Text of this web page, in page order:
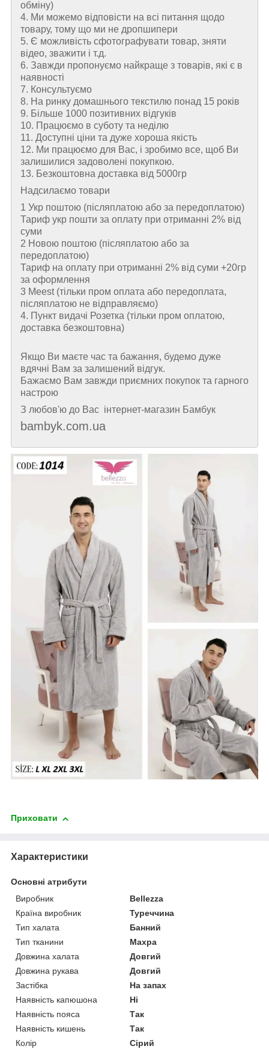
обміну)
4. Ми можемо відповісти на всі питання щодо
товару, тому що ми не дропшипери
5. Є можливість сфотографувати товар, зняти
відео, зважити і т.д.
6. Завжди пропонуємо найкраще з товарів, які є в
наявності
7. Консультуємо
8. На ринку домашнього текстилю понад 15 років
9. Більше 1000 позитивних відгуків
10. Працюємо в суботу та неділю
11. Доступні ціни та дуже хороша якість
12. Ми працюємо для Вас, і зробимо все, щоб Ви
залишилися задоволені покупкою.
13. Безкоштовна доставка від 5000гр
Надсилаємо товари
1 Укр поштою (пiсляплатою або за передоплатою)
Тариф укр пошти за оплату при отриманні 2% від
суми
2 Новою поштою (пiсляплатою або за
передоплатою)
Тариф на оплату при отриманні 2% від суми +20гр
за оформлення
3 Meest (тільки пром оплата або передоплата,
післяплатою не відправляємо)
4. Пункт видачі Розетка (тільки пром оплатою,
доставка безкоштовна)
Якщо Ви маєте час та бажання, будемо дуже
вдячні Вам за залишений відгук.
Бажаємо Вам завжди приємних покупок та гарного
настрою
З любов'ю до Вас інтернет-магазин Бамбук
bambyk.com.ua
Приховати
Характеристики
Основні атрибути
Виробник
Bellezza
Країна виробник
Туреччина
Тип халата
Банний
Тип тканини
Махра
Довжина халата
Довгий
Довжина рукава
Довгий
Застібка
На запах
Наявність капюшона
Ні
Наявність пояса
Так
Наявність кишень
Так
Колір
Сірий